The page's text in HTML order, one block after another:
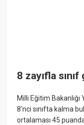
8 zayıfla
Milli Eğitim
8'nci sınıfta kalma
ortalaması 45